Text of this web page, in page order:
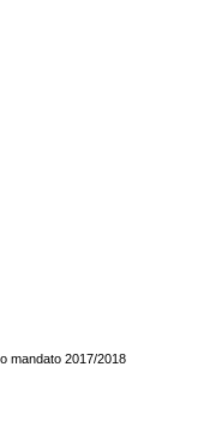
mandato 2017/2018